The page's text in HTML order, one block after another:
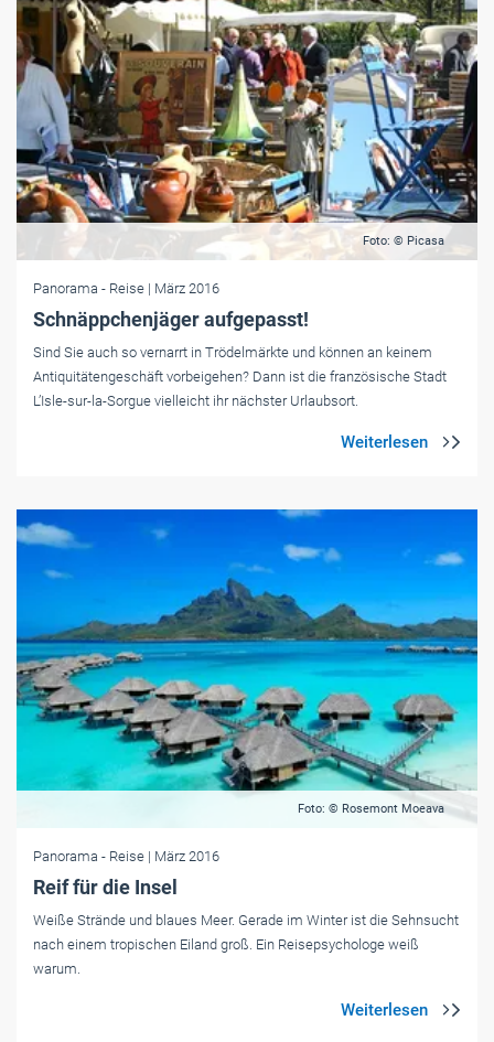
Foto: © Picasa
Panorama - Reise | März 2016
Schnäppchenjäger aufgepasst!
Sind Sie auch so vernarrt in Trödelmärkte und können an keinem
Antiquitätengeschäft vorbeigehen? Dann ist die französische Stadt
L’Isle-sur-la-Sorgue vielleicht ihr nächster Urlaubsort.
Foto: © Rosemont Moeava
Panorama - Reise | März 2016
Reif für die Insel
Weiße Strände und blaues Meer. Gerade im Winter ist die Sehnsucht
nach einem tropischen Eiland groß. Ein Reisepsychologe weiß
warum.